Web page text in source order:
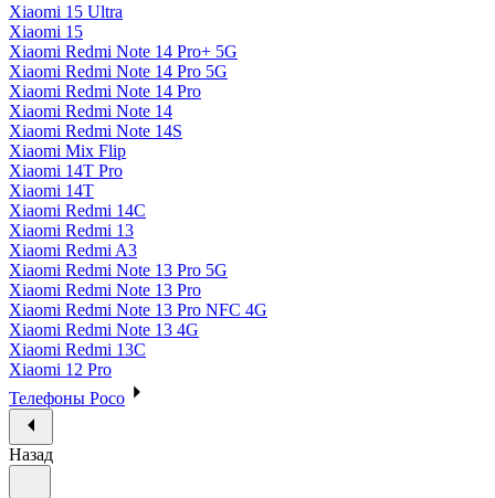
Xiaomi 15 Ultra
Xiaomi 15
Xiaomi Redmi Note 14 Pro+ 5G
Xiaomi Redmi Note 14 Pro 5G
Xiaomi Redmi Note 14 Pro
Xiaomi Redmi Note 14
Xiaomi Redmi Note 14S
Xiaomi Mix Flip
Xiaomi 14T Pro
Xiaomi 14T
Xiaomi Redmi 14C
Xiaomi Redmi 13
Xiaomi Redmi A3
Xiaomi Redmi Note 13 Pro 5G
Xiaomi Redmi Note 13 Pro
Xiaomi Redmi Note 13 Pro NFC 4G
Xiaomi Redmi Note 13 4G
Xiaomi Redmi 13C
Xiaomi 12 Pro
Телефоны Poco
Назад